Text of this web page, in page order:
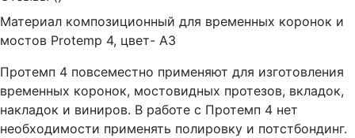
Материал композиционный для временных коронок и
мостов Protemp 4, цвет- А3
Протемп 4 повсеместно применяют для изготовления
временных коронок, мостовидных протезов, вкладок,
накладок и виниров. В работе с Протемп 4 нет
необходимости применять полировку и потстбондинг.